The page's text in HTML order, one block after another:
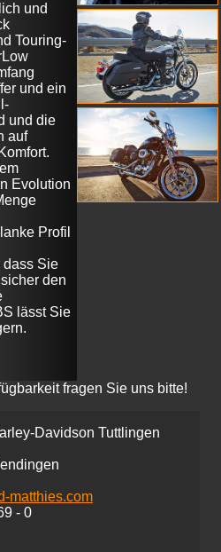
und
Touring-
und ein
und die
auf
Evolution
Profil
dass Sie
den
lässt Sie
fragen Sie uns bitte!
Davidson Tuttlingen
matthies.com
- 0